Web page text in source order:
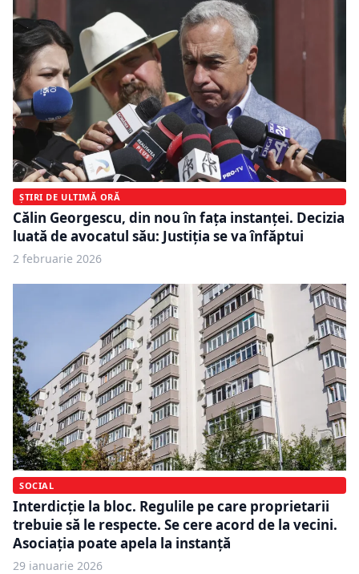
ȘTIRI DE ULTIMĂ ORĂ
Călin Georgescu, din nou în fața instanței. Decizia
luată de avocatul său: Justiția se va înfăptui
2 februarie 2026
SOCIAL
Interdicție la bloc. Regulile pe care proprietarii
trebuie să le respecte. Se cere acord de la vecini.
Asociația poate apela la instanță
29 ianuarie 2026